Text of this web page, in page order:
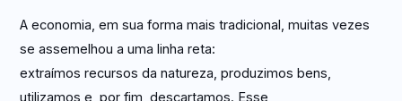
A economia, em sua forma mais tradicional, muitas vezes
se assemelhou a uma linha reta:
extraímos recursos da natureza, produzimos bens,
utilizamos e, por fim, descartamos. Esse